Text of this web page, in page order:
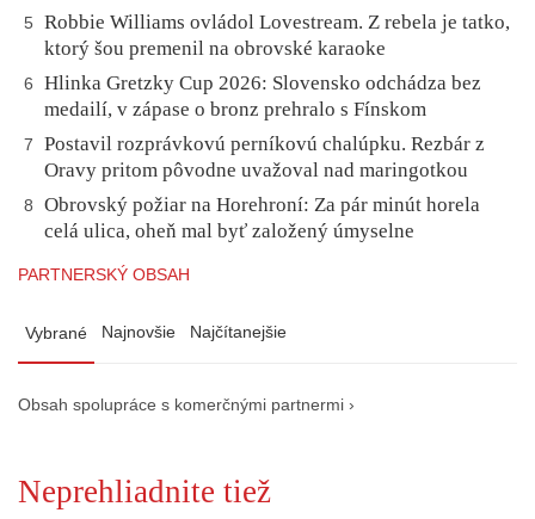
5
Robbie Williams ovládol Lovestream. Z rebela je tatko,
ktorý šou premenil na obrovské karaoke
6
Hlinka Gretzky Cup 2026: Slovensko odchádza bez
medailí, v zápase o bronz prehralo s Fínskom
7
Postavil rozprávkovú perníkovú chalúpku. Rezbár z
Oravy pritom pôvodne uvažoval nad maringotkou
8
Obrovský požiar na Horehroní: Za pár minút horela
celá ulica, oheň mal byť založený úmyselne
PARTNERSKÝ OBSAH
Vybrané Najnovšie Najčítanejšie
Obsah spolupráce s komerčnými partnermi ›
Neprehliadnite tiež